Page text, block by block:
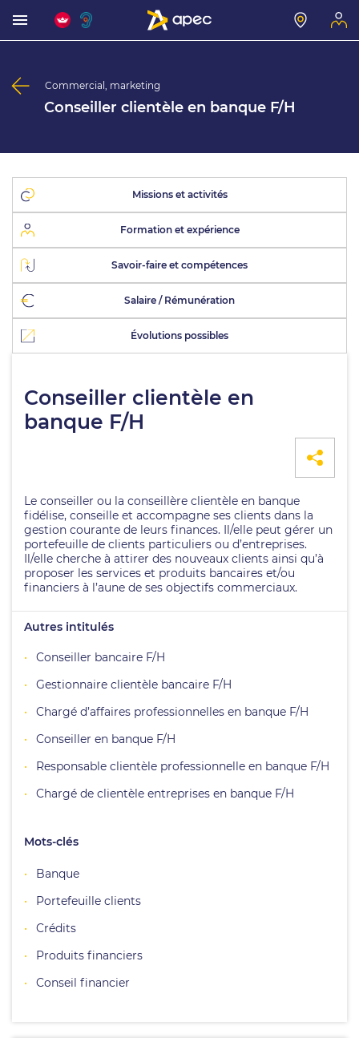
Commercial, marketing
Conseiller clientèle en banque F/H
Missions et activités
Formation et expérience
Savoir-faire et compétences
Salaire / Rémunération
Évolutions possibles
Conseiller clientèle en
banque F/H
Le conseiller ou la conseillère clientèle en banque
fidélise, conseille et accompagne ses clients dans la
gestion courante de leurs finances. Il/elle peut gérer un
portefeuille de clients particuliers ou d’entreprises.
Il/elle cherche à attirer des nouveaux clients ainsi qu’à
proposer les services et produits bancaires et/ou
financiers à l’aune de ses objectifs commerciaux.
Autres intitulés
Conseiller bancaire F/H
Gestionnaire clientèle bancaire F/H
Chargé d’affaires professionnelles en banque F/H
Conseiller en banque F/H
Responsable clientèle professionnelle en banque F/H
Chargé de clientèle entreprises en banque F/H
Mots-clés
Banque
Portefeuille clients
Crédits
Produits financiers
Conseil financier